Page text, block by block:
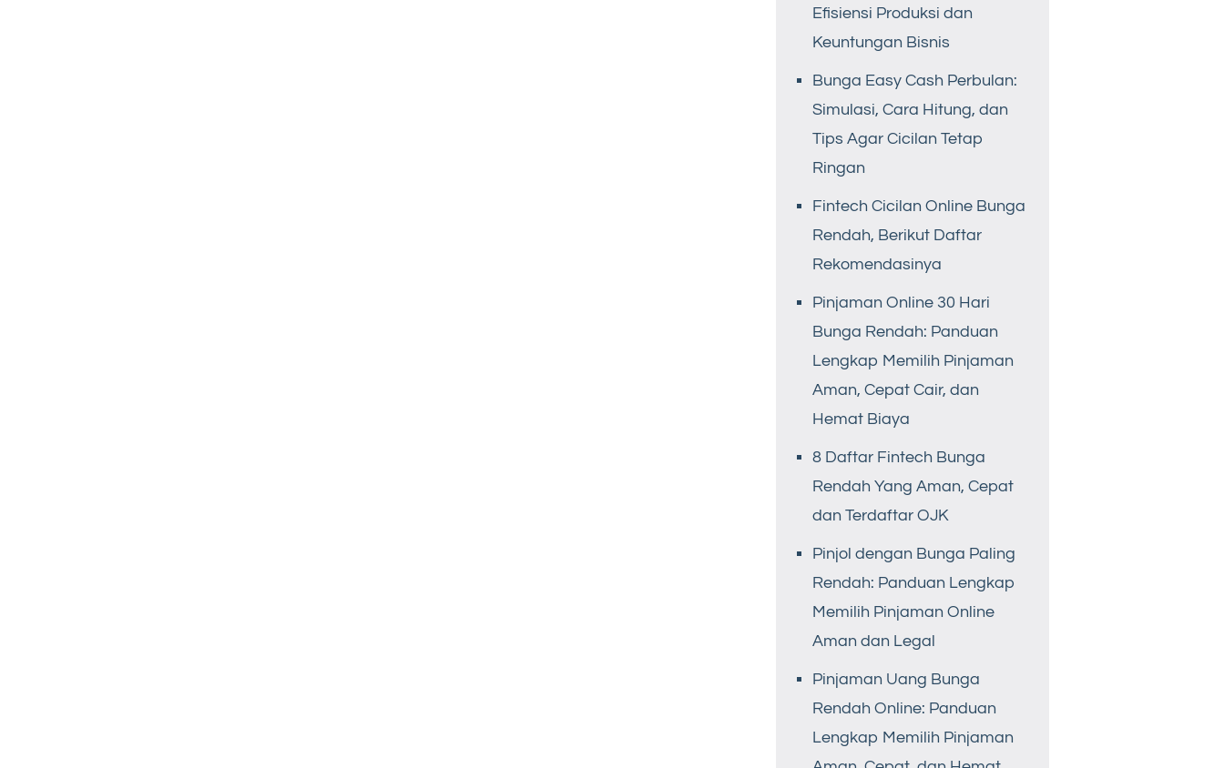
Efisiensi Produksi dan
Keuntungan Bisnis
Bunga Easy Cash Perbulan:
Simulasi, Cara Hitung, dan
Tips Agar Cicilan Tetap
Ringan
Fintech Cicilan Online Bunga
Rendah, Berikut Daftar
Rekomendasinya
Pinjaman Online 30 Hari
Bunga Rendah: Panduan
Lengkap Memilih Pinjaman
Aman, Cepat Cair, dan
Hemat Biaya
8 Daftar Fintech Bunga
Rendah Yang Aman, Cepat
dan Terdaftar OJK
Pinjol dengan Bunga Paling
Rendah: Panduan Lengkap
Memilih Pinjaman Online
Aman dan Legal
Pinjaman Uang Bunga
Rendah Online: Panduan
Lengkap Memilih Pinjaman